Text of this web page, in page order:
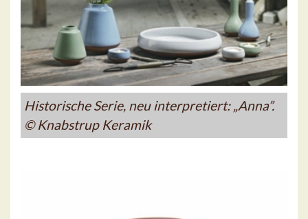
Historische Serie, neu interpretiert: „Anna”.
© Knabstrup Keramik